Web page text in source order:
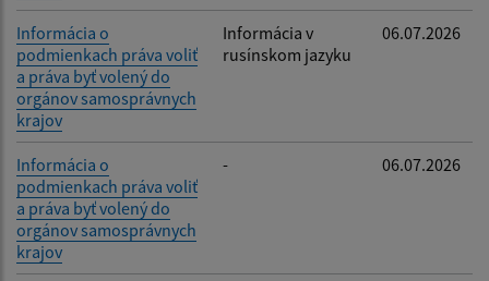
Informácia o
podmienkach práva voliť
a práva byť volený do
orgánov samosprávnych
krajov
Informácia v
rusínskom jazyku
06.07.2026
Informácia o
podmienkach práva voliť
a práva byť volený do
orgánov samosprávnych
krajov
- 06.07.2026